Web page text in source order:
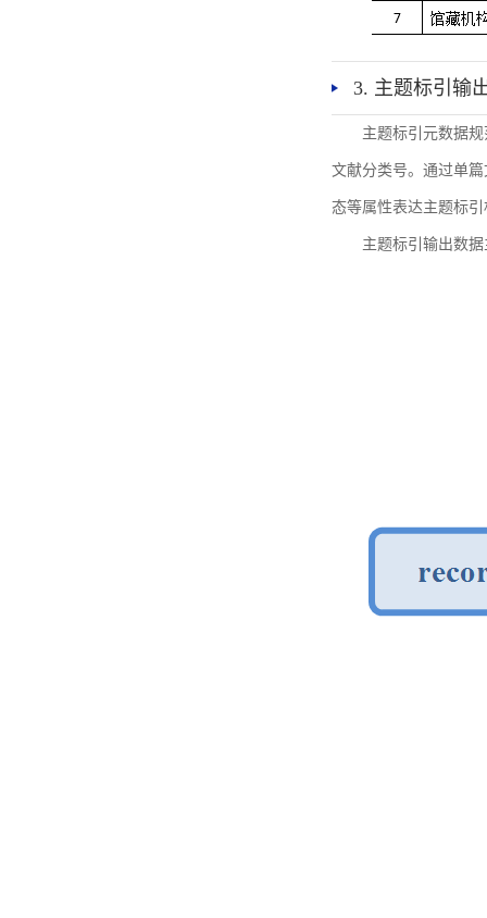
3. 主题标引输
主题标引元数据
文献分类号。通过单
态等属性表达主题标
主题标引输出数